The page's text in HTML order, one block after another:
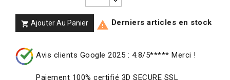
 Ajouter Au Panier  Derniers articles en stock
Avis clients Google 2025 : 4.8/5***** Merci !
Paiement 100% certifié 3D SECURE SSL